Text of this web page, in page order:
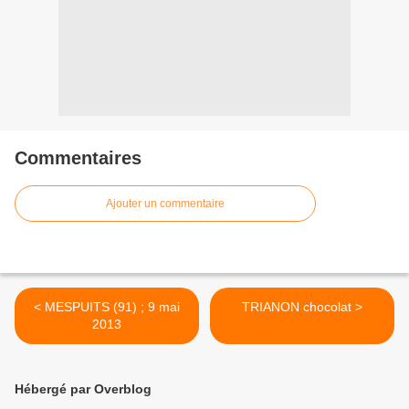
Commentaires
Ajouter un commentaire
< MESPUITS (91) ; 9 mai
2013
TRIANON chocolat >
Hébergé par Overblog